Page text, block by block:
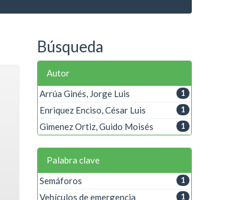
Búsqueda
Autor
1
Arrúa Ginés, Jorge Luis
1
Enriquez Enciso, César Luis
1
Gimenez Ortiz, Guido Moisés
Palabra clave
1
Semáforos
1
Vehículos de emergencia